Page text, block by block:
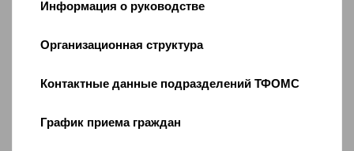
Информация о руководстве
Организационная структура
Контактные данные подразделений ТФОМС
График приема граждан